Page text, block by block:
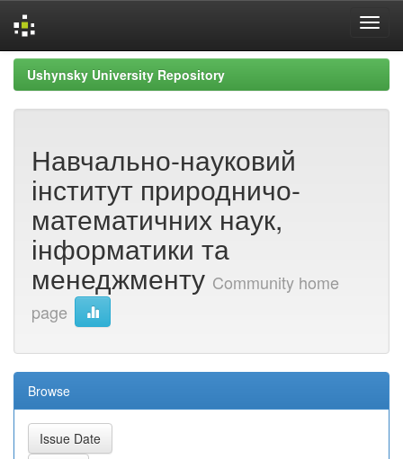
Skip
navigation
Ushynsky University Repository
Навчально-науковий
інститут природничо-
математичних наук,
інформатики та
менеджменту Community home
page
Browse